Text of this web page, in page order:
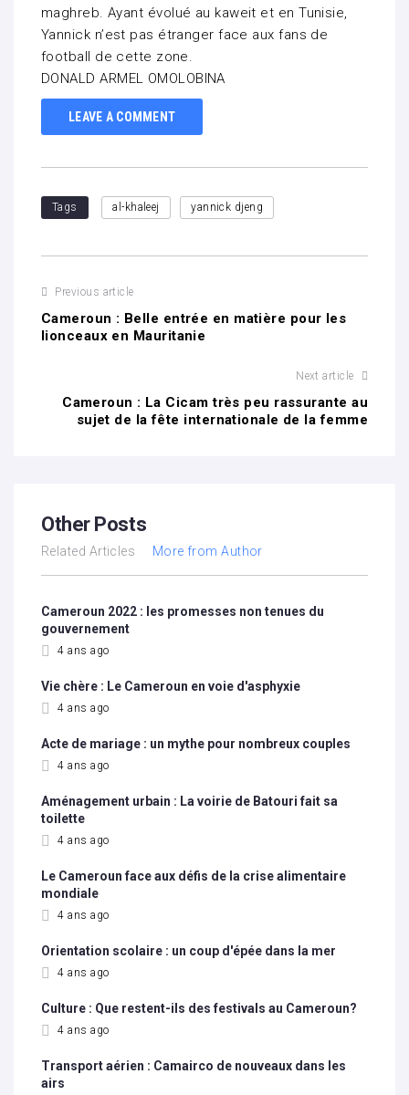
maghreb. Ayant évolué au kaweit et en Tunisie,
Yannick n’est pas étranger face aux fans de
football de cette zone.
DONALD ARMEL OMOLOBINA
LEAVE A COMMENT
Tags al-khaleej yannick djeng
Previous article
Cameroun : Belle entrée en matière pour les
lionceaux en Mauritanie
Next article
Cameroun : La Cicam très peu rassurante au
sujet de la fête internationale de la femme
Other Posts
Related Articles More from Author
Cameroun 2022 : les promesses non tenues du
gouvernement
4 ans ago
Vie chère : Le Cameroun en voie d'asphyxie
4 ans ago
Acte de mariage : un mythe pour nombreux couples
4 ans ago
Aménagement urbain : La voirie de Batouri fait sa
toilette
4 ans ago
Le Cameroun face aux défis de la crise alimentaire
mondiale
4 ans ago
Orientation scolaire : un coup d'épée dans la mer
4 ans ago
Culture : Que restent-ils des festivals au Cameroun?
4 ans ago
Transport aérien : Camairco de nouveaux dans les
airs